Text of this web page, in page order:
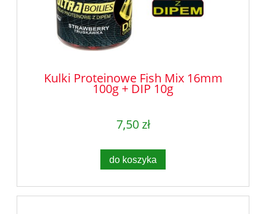
Kulki Proteinowe Fish Mix 16mm
100g + DIP 10g
7,50 zł
do koszyka